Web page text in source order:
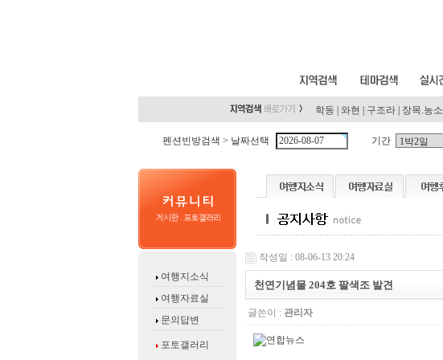
학동 와현 구조라 장목.농소
펜션빈방검색 > 날짜선택 기간
여행지소식
여행자료실
문의답변
포토갤러리
작성일 : 08-06-13 20:24
천연기념물 204호 팔색조 발견
글쓴이 : 관리자